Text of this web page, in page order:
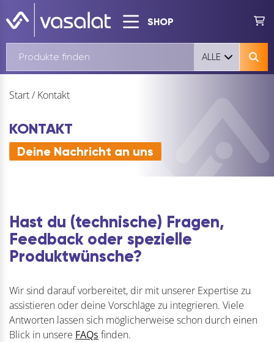
SHOP
ALLE
Start/ Kontakt
KONTAKT
Deine Nachricht an uns
Hast du (technische) Fragen,
Feedback oder spezielle
Produktwünsche?
Wir sind darauf vorbereitet, dir mit unserer Expertise zu
assistieren oder deine Vorschläge zu integrieren. Viele
Antworten lassen sich möglicherweise schon durch einen
Blick in unsere FAQs finden.